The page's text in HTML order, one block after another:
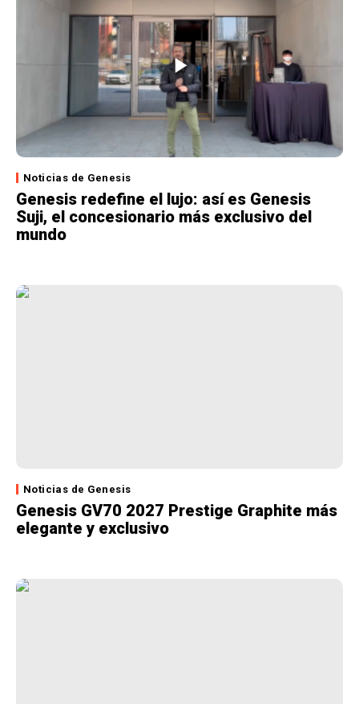
Noticias de Genesis
Genesis redefine el lujo: así es Genesis
Suji, el concesionario más exclusivo del
mundo
Noticias de Genesis
Genesis GV70 2027 Prestige Graphite más
elegante y exclusivo